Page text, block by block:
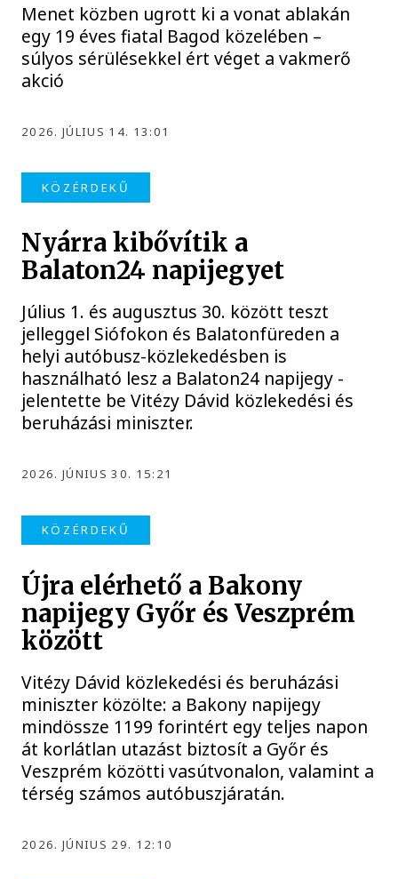
Menet közben ugrott ki a vonat ablakán
egy 19 éves fiatal Bagod közelében –
súlyos sérülésekkel ért véget a vakmerő
akció
2026. JÚLIUS 14. 13:01
KÖZÉRDEKŰ
Nyárra kibővítik a
Balaton24 napijegyet
Július 1. és augusztus 30. között teszt
jelleggel Siófokon és Balatonfüreden a
helyi autóbusz-közlekedésben is
használható lesz a Balaton24 napijegy -
jelentette be Vitézy Dávid közlekedési és
beruházási miniszter.
2026. JÚNIUS 30. 15:21
KÖZÉRDEKŰ
Újra elérhető a Bakony
napijegy Győr és Veszprém
között
Vitézy Dávid közlekedési és beruházási
miniszter közölte: a Bakony napijegy
mindössze 1199 forintért egy teljes napon
át korlátlan utazást biztosít a Győr és
Veszprém közötti vasútvonalon, valamint a
térség számos autóbuszjáratán.
2026. JÚNIUS 29. 12:10